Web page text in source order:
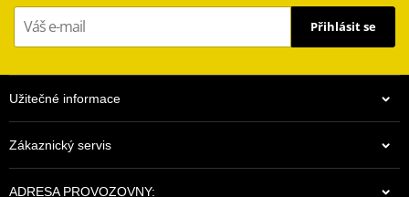
Přihlásit se
Užitečné informace
Zákaznický servis
ADRESA PROVOZOVNY: